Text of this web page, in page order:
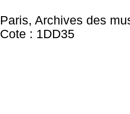
Paris, Archives des
Cote : 1DD35